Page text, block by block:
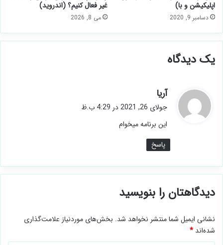
اپلیکیشن و با)
دسامبر 9, 2020
غیر فعال کنیم؟ (اندروید)
می 8, 2026
یک دیدگاه
آریا
ف
:
جولای 26, 2021 در 4:29 ب.ظ
این برنامه میخوام
پاسخ
دیدگاهتان را بنویسید
نشانی ایمیل شما منتشر نخواهد شد. بخش‌های موردنیاز علامت‌گذاری
شده‌اند *